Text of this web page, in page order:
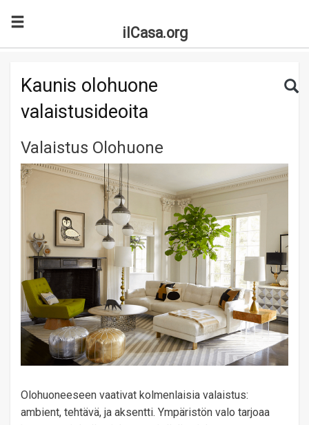
ilCasa.org
Search for:
Kaunis olohuone
valaistusideoita
Valaistus Olohuone
Olohuoneeseen vaativat kolmenlaisia ​​valaistus:
ambient, tehtävä, ja aksentti. Ympäristön valo tarjoaa